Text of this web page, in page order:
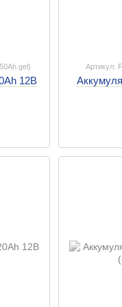
gel)
12B
Артикул: